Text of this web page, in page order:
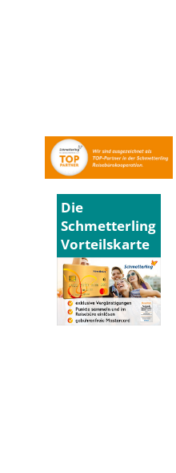
Die
Schmetterling
Vorteilskarte